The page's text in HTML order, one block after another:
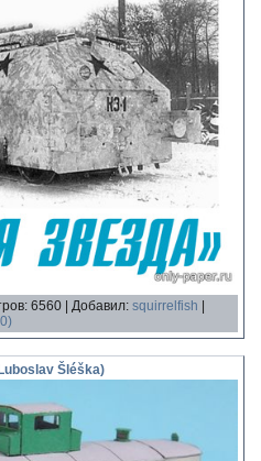
6560 Добавил: squirrelfish
Šléška)